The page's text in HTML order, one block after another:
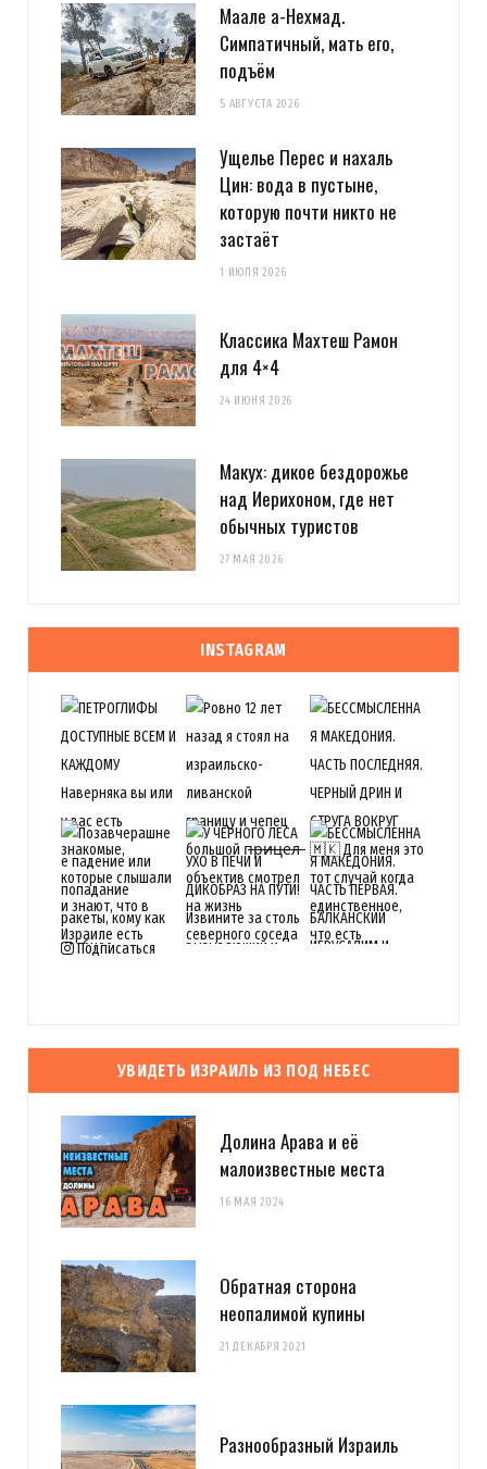
Маале а-Нехмад.
Симпатичный, мать его,
подъём
5 АВГУСТА 2026
Ущелье Перес и нахаль
Цин: вода в пустыне,
которую почти никто не
застаёт
1 ИЮЛЯ 2026
Классика Махтеш Рамон
для 4×4
24 ИЮНЯ 2026
Макух: дикое бездорожье
над Иерихоном, где нет
обычных туристов
27 МАЯ 2026
INSTAGRAM
Подписаться
УВИДЕТЬ ИЗРАИЛЬ ИЗ ПОД НЕБЕС
Долина Арава и её
малоизвестные места
16 МАЯ 2024
Обратная сторона
неопалимой купины
21 ДЕКАБРЯ 2021
Разнообразный Израиль